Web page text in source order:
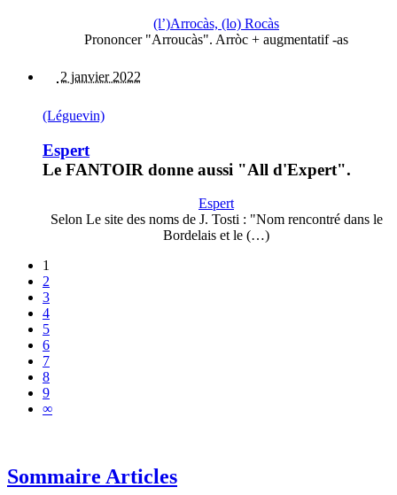
(l’)Arrocàs, (lo) Rocàs
Prononcer "Arroucàs". Arròc + augmentatif -as
2 janvier 2022
(Léguevin)
Espert
Le FANTOIR donne aussi "All d'Expert".
Espert
Selon Le site des noms de J. Tosti : "Nom rencontré dans le
Bordelais et le (…)
1
2
3
4
5
6
7
8
9
∞
Sommaire Articles